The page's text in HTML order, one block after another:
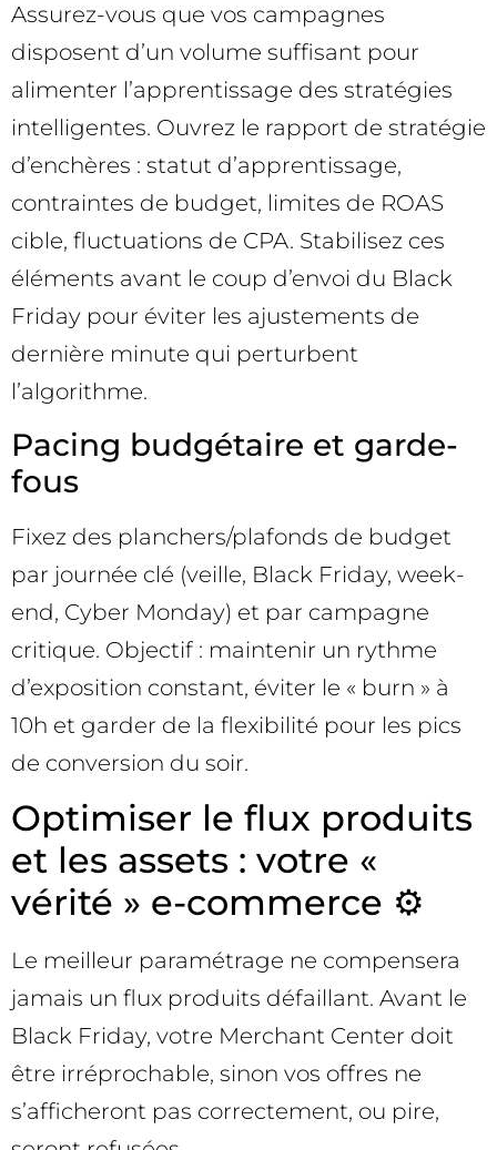
Assurez-vous que vos campagnes
disposent d’un volume suffisant pour
alimenter l’apprentissage des stratégies
intelligentes. Ouvrez le rapport de stratégie
d’enchères : statut d’apprentissage,
contraintes de budget, limites de ROAS
cible, fluctuations de CPA. Stabilisez ces
éléments avant le coup d’envoi du Black
Friday pour éviter les ajustements de
dernière minute qui perturbent
l’algorithme.
Pacing budgétaire et garde-
fous
Fixez des planchers/plafonds de budget
par journée clé (veille, Black Friday, week-
end, Cyber Monday) et par campagne
critique. Objectif : maintenir un rythme
d’exposition constant, éviter le « burn » à
10h et garder de la flexibilité pour les pics
de conversion du soir.
Optimiser le flux produits
et les assets : votre «
vérité » e-commerce ⚙️
Le meilleur paramétrage ne compensera
jamais un flux produits défaillant. Avant le
Black Friday, votre Merchant Center doit
être irréprochable, sinon vos offres ne
s’afficheront pas correctement, ou pire,